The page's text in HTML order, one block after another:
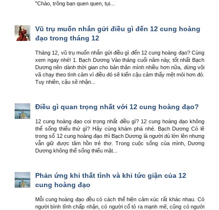
"Chào, trông bạn quen quen, tụi...
Vũ trụ muốn nhắn gửi điều gì đến 12 cung hoàng
đạo trong tháng 12
Tháng 12, vũ trụ muốn nhắn gửi điều gì đến 12 cung hoàng đạo? Cùng
xem ngay nhé! 1. Bạch Dương Vào tháng cuối năm này, tốt nhất Bạch
Dương nên dành thời gian cho bản thân mình nhiều hơn nữa, đừng vội
vã chạy theo tình cảm vì điều đó sẽ kiến cậu cảm thấy mệt mỏi hơn đó.
Tuy nhiên, cậu sẽ nhận...
Điều gì quan trọng nhất với 12 cung hoàng đạo?
12 cung hoàng đạo coi trọng nhất điều gì? 12 cung hoàng đạo không
thể sống thiếu thứ gì? Hãy cùng khám phá nhé. Bạch Dương Có lẽ
trong số 12 cung hoàng đạo thì Bạch Dương là người dù lớn lên nhưng
vẫn giữ được tâm hồn trẻ thơ. Trong cuộc sống của mình, Dương
Dương không thể sống thiếu mặt...
Phản ứng khi thất tình và khi tức giận của 12
cung hoàng đạo
Mỗi cung hoàng đạo đều có cách thể hiện cảm xúc rất khác nhau. Có
người bình tĩnh chấp nhận, có người cố tỏ ra mạnh mẽ, cũng có người